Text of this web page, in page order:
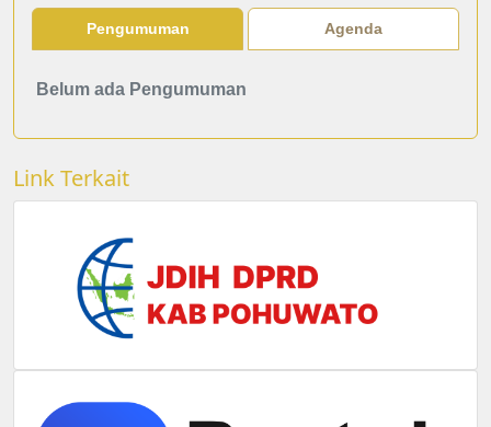
Pengumuman Agenda
Belum ada Pengumuman
Link Terkait